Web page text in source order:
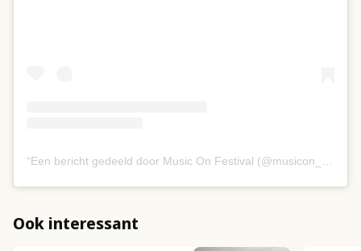
Een bericht gedeeld door Music On Festival (@musicon_festival)
Ook interessant